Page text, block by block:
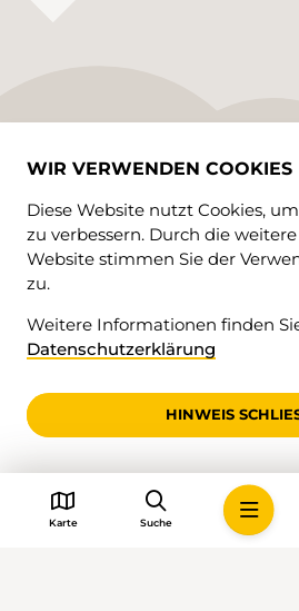
9000 St. Gallen
WIR VERWENDEN COOKIES
Diese Website nutzt Cookies,
zu verbessern. Durch die
Website stimmen Sie der
zu.
Weitere Informationen finden
Datenschutzerklärung
HINWEIS
Karte Suche